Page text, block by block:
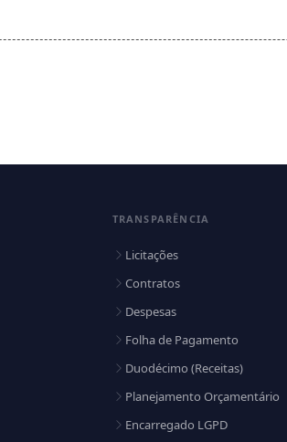
TRANSPARÊNCIA
Licitações
Contratos
Despesas
Folha de Pagamento
Duodécimo (Receitas)
Planejamento Orçamentário
Encarregado LGPD